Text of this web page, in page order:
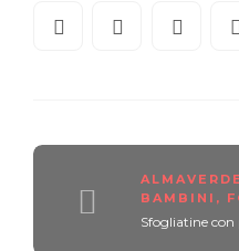
BAMBINI ,
Sfogliatine